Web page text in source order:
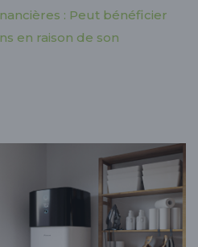
: Peut bénéficier
en raison de son